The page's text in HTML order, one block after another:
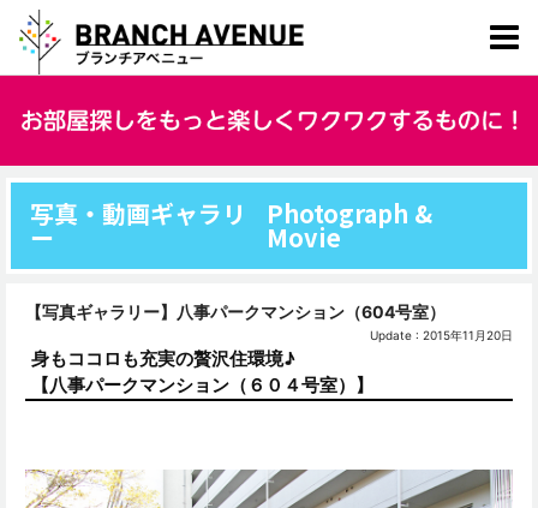
写真・動画ギャラリ
ー
Photograph &
Movie
【写真ギャラリー】八事パークマンション（604号室）
Update : 2015年11月20日
身もココロも充実の贅沢住環境♪
【八事パークマンション（６０４号室）】